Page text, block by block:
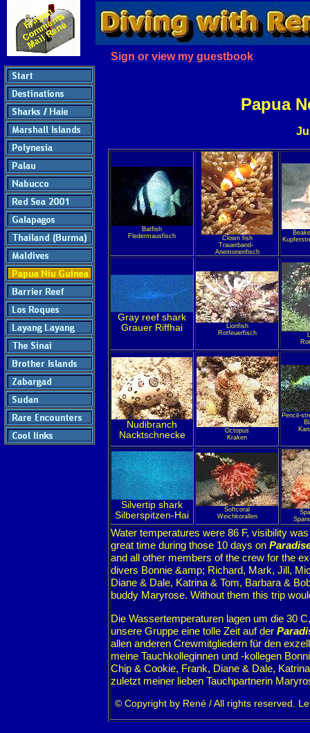
Sign or view my guestbook
Papua
Batfish
Fledermausfisch
Clown fish
Trauerband-
Anemonenfisch
Gray reef shark
Grauer Riffhai
Lionfish
Rotfeuerfisch
Nudibranch
Nacktschnecke
Octopus
Kraken
Pencil-
Silvertip shark
Silberspitzen-Hai
Softcoral
Weichkorallen
Water temperatures were 86 F, visibility
great time during those 10 days on
and all other members of the crew for the
divers Bonnie &amp; Richard, Mark, Jill,
Diane & Dale, Katrina & Tom, Barbara &
buddy Maryrose. Without them this trip
Die Wassertemperaturen lagen um die 30
unsere Gruppe eine tolle Zeit auf der
allen anderen Crewmitgliedern für den
meine Tauchkolleginnen und -kollegen
Chip & Cookie, Frank, Diane & Dale,
zuletzt meiner lieben Tauchpartnerin
© Copyright by René / All rights reserved.